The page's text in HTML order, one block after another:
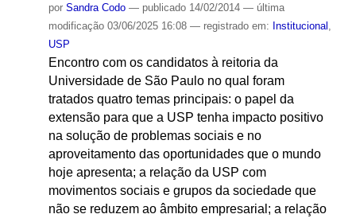
por Sandra Codo — publicado14/02/2014 — última
modificação03/06/2025 16:08 — registrado em: Institucional
USP
Encontro com os candidatos à reitoria da
Universidade de São Paulo no qual foram
tratados quatro temas principais: o papel da
extensão para que a USP tenha impacto positivo
na solução de problemas sociais e no
aproveitamento das oportunidades que o mundo
hoje apresenta; a relação da USP com
movimentos sociais e grupos da sociedade que
não se reduzem ao âmbito empresarial; a relação